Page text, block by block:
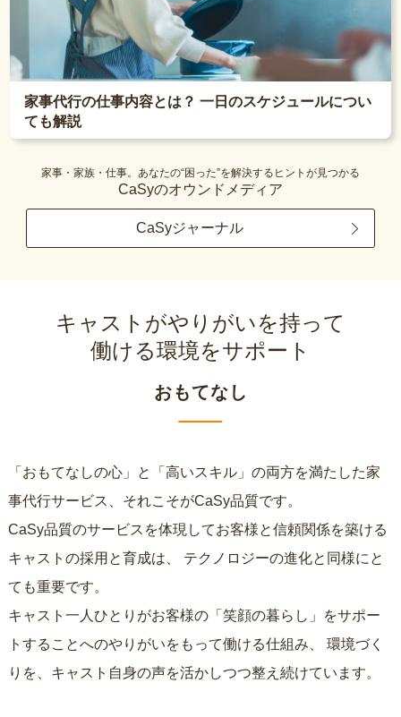
家事代行の仕事内容とは？ 一日のスケジュールについ
ても解説
家事・家族・仕事。あなたの“困った”を解決するヒントが見つかる
CaSyのオウンドメディア
CaSyジャーナル
キャストがやりがいを持って
働ける環境をサポート
おもてなし
「おもてなしの心」と「高いスキル」の両方を満たした家
事代行サービス、それこそがCaSy品質です。
CaSy品質のサービスを体現してお客様と信頼関係を築ける
キャストの採用と育成は、
ても重要です。
キャスト一人ひとりがお客様の「笑顔の暮らし」をサポー
トすることへのやりがいをもって働ける仕組み、
りを、キャスト自身の声を活かしつつ整え続けています。